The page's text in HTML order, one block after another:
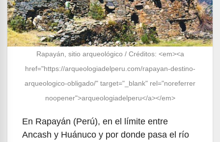
Rapayán, sitio arqueológico / Créditos: <em><a
href="https://arqueologiadelperu.com/rapayan-destino-
arqueologico-obligado/" target="_blank" rel="noreferrer
noopener">arqueologiadelperu</a></em>
En Rapayán (Perú), en el límite entre
Ancash y Huánuco y por donde pasa el río